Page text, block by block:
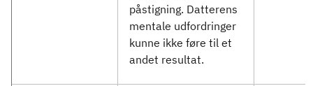
påstigning. Datterens
mentale udfordringer
kunne ikke føre til et
andet resultat.